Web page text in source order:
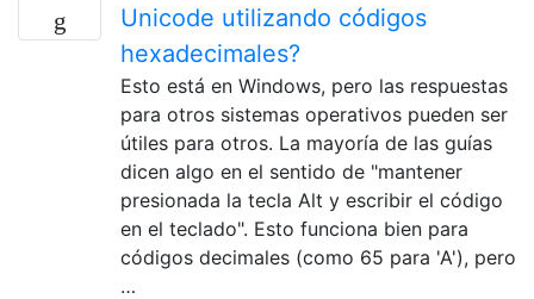
Unicode utilizando códigos
hexadecimales?
Esto está en Windows, pero las respuestas
para otros sistemas operativos pueden ser
útiles para otros. La mayoría de las guías
dicen algo en el sentido de "mantener
presionada la tecla Alt y escribir el código
en el teclado". Esto funciona bien para
códigos decimales (como 65 para 'A'), pero
…